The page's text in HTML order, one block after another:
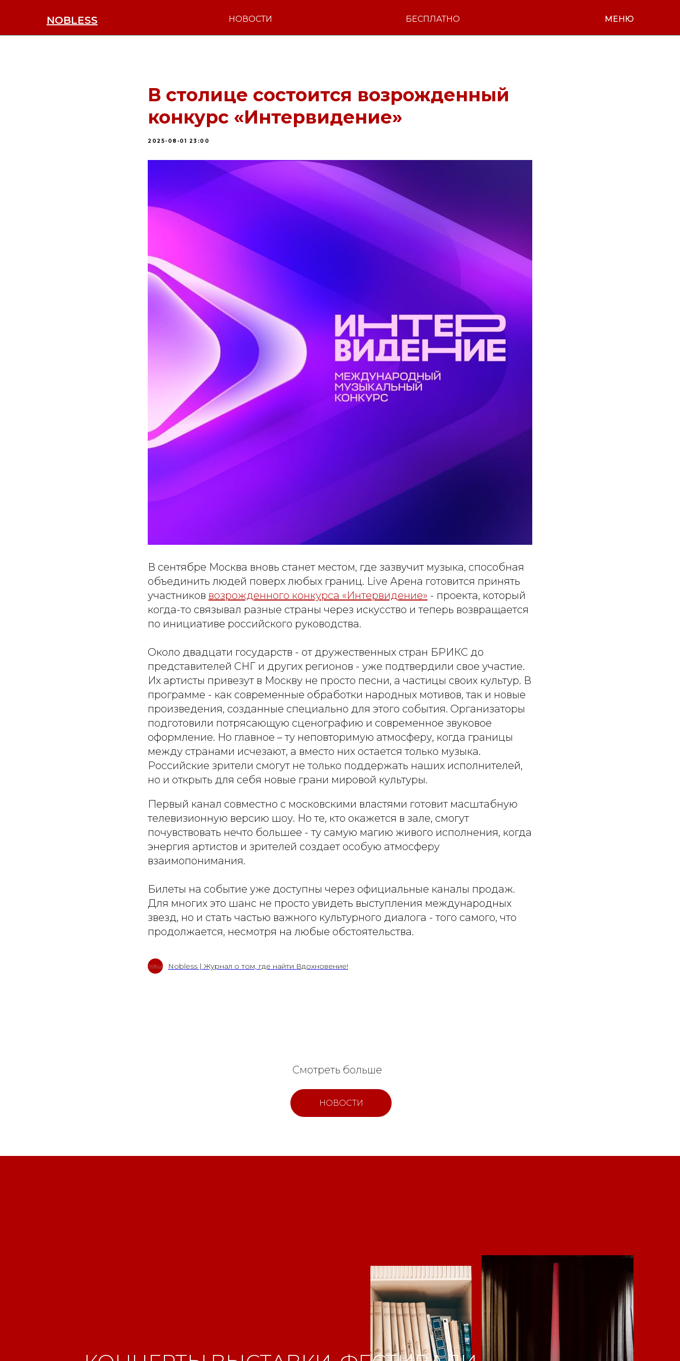
NOBLESS МЕНЮ
НОВОСТИ БЕСПЛАТНО
В столице состоится возрожденный
конкурс «Интервидение»
2025-08-01 23:00
В сентябре Москва вновь станет местом, где зазвучит музыка, способная
объединить людей поверх любых границ. Live Арена готовится принять
участников возрожденного конкурса «Интервидение» - проекта, который
когда-то связывал разные страны через искусство и теперь возвращается
по инициативе российского руководства.
Около двадцати государств - от дружественных стран БРИКС до
представителей СНГ и других регионов - уже подтвердили свое участие.
Их артисты привезут в Москву не просто песни, а частицы своих культур. В
программе - как современные обработки народных мотивов, так и новые
произведения, созданные специально для этого события. Организаторы
подготовили потрясающую сценографию и современное звуковое
оформление. Но главное – ту неповторимую атмосферу, когда границы
между странами исчезают, а вместо них остается только музыка.
Российские зрители смогут не только поддержать наших исполнителей,
но и открыть для себя новые грани мировой культуры.
Первый канал совместно с московскими властями готовит масштабную
телевизионную версию шоу. Но те, кто окажется в зале, смогут
почувствовать нечто большее - ту самую магию живого исполнения, когда
энергия артистов и зрителей создает особую атмосферу
взаимопонимания.
Билеты на событие уже доступны через официальные каналы продаж.
Для многих это шанс не просто увидеть выступления международных
звезд, но и стать частью важного культурного диалога - того самого, что
продолжается, несмотря на любые обстоятельства.
Nobless | Журнал о том, где найти Вдохновение!
НОВОСТИ
Смотреть больше